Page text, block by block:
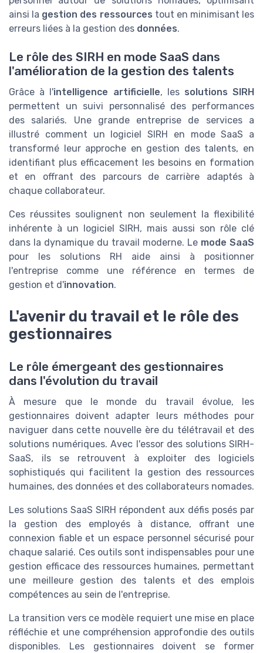
ainsi la gestion des ressources tout en minimisant les
erreurs liées à la gestion des données.
Le rôle des SIRH en mode SaaS dans
l'amélioration de la gestion des talents
Grâce à l'intelligence artificielle, les solutions SIRH
permettent un suivi personnalisé des performances
des salariés. Une grande entreprise de services a
illustré comment un logiciel SIRH en mode SaaS a
transformé leur approche en gestion des talents, en
identifiant plus efficacement les besoins en formation
et en offrant des parcours de carrière adaptés à
chaque collaborateur.
Ces réussites soulignent non seulement la flexibilité
inhérente à un logiciel SIRH, mais aussi son rôle clé
dans la dynamique du travail moderne. Le mode SaaS
pour les solutions RH aide ainsi à positionner
l'entreprise comme une référence en termes de
gestion et d'innovation.
L'avenir du travail et le rôle des
gestionnaires
Le rôle émergeant des gestionnaires
dans l'évolution du travail
À mesure que le monde du travail évolue, les
gestionnaires doivent adapter leurs méthodes pour
naviguer dans cette nouvelle ère du télétravail et des
solutions numériques. Avec l'essor des solutions SIRH-
SaaS, ils se retrouvent à exploiter des logiciels
sophistiqués qui facilitent la gestion des ressources
humaines, des données et des collaborateurs nomades.
Les solutions SaaS SIRH répondent aux défis posés par
la gestion des employés à distance, offrant une
connexion fiable et un espace personnel sécurisé pour
chaque salarié. Ces outils sont indispensables pour une
gestion efficace des ressources humaines, permettant
une meilleure gestion des talents et des emplois
compétences au sein de l'entreprise.
La transition vers ce modèle requiert une mise en place
réfléchie et une compréhension approfondie des outils
disponibles. Les gestionnaires doivent se former